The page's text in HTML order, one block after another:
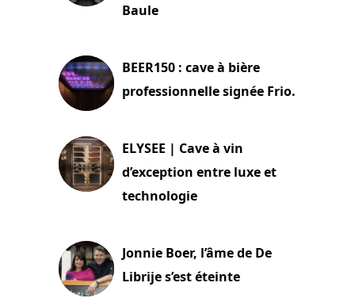
Baule
BEER150 : cave à bière
professionnelle signée Frio.
ELYSEE | Cave à vin
d’exception entre luxe et
technologie
Jonnie Boer, l’âme de De
Librije s’est éteinte